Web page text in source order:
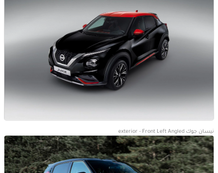
نيسان جوك exterior - Front Left Angled